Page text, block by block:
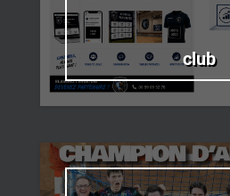
club